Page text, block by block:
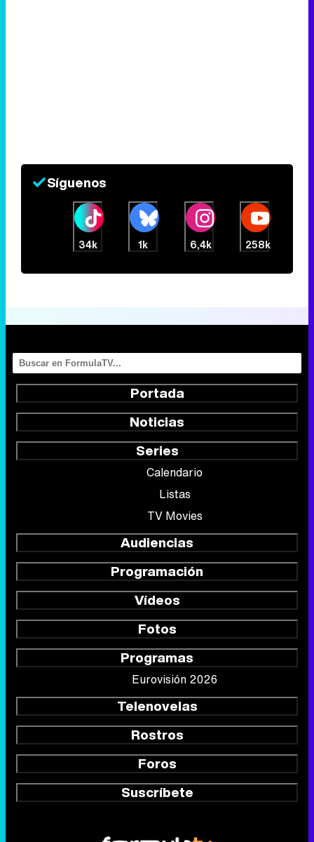
Síguenos
34k 1k 6,4k 258k
Portada
Noticias
Series
Calendario
Listas
TV Movies
Audiencias
Programación
Vídeos
Fotos
Programas
Eurovisión 2026
Telenovelas
Rostros
Foros
Suscríbete